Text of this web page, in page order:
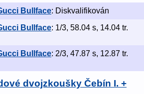
Bullface: Diskvalifikován
Bullface: 1/3, 58.04 s, 14.04 tr.
Bullface: 2/3, 47.87 s, 12.87 tr.
dvojzkoušky Čebín I. +